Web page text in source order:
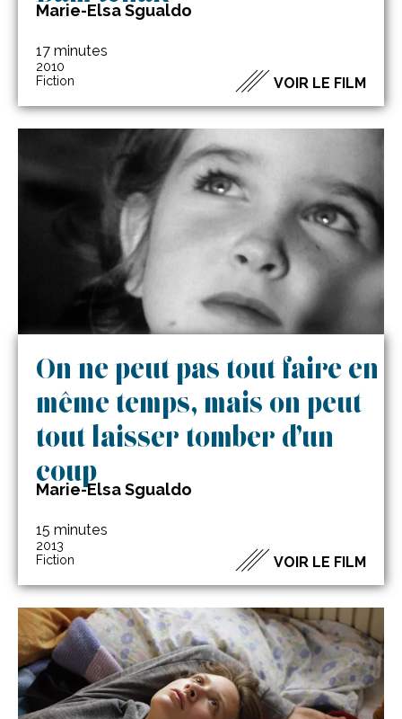
Marie-Elsa Sgualdo
17 minutes
2010
Fiction
VOIR LE FILM
On ne peut pas tout faire en
même temps, mais on peut
tout laisser tomber d’un
coup
Marie-Elsa Sgualdo
15 minutes
2013
Fiction
VOIR LE FILM